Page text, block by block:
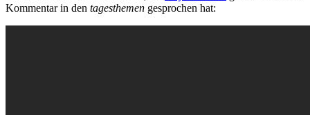
Kommentar in den tagesthemen gesprochen hat: